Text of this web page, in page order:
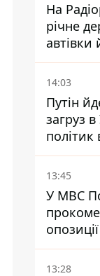
На
річне
автівки
людину
14:03
Путін
загруз
плани
13:45
У МВС
абсурд і
13:28